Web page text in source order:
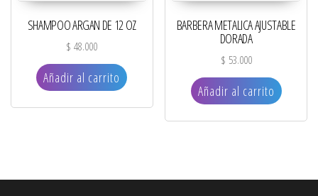
SHAMPOO ARGAN DE 12 OZ
$ 48.000
Añadir al carrito
BARBERA METALICA AJUSTABLE
DORADA
$ 53.000
Añadir al carrito